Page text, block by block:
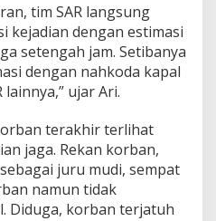
tim SAR langsung
kejadian dengan estimasi
setengah jam. Setibanya
dengan nahkoda kapal
ujar Ari.
terakhir terlihat
jaga. Rekan korban,
juru mudi, sempat
namun tidak
Diduga, korban terjatuh